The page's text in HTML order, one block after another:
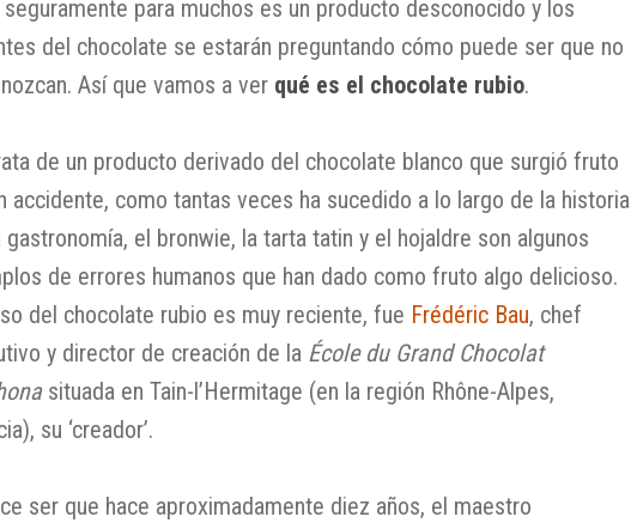
para muchos es un producto desconocido y los
del chocolate se estarán preguntando cómo puede ser que no
Así que vamos a ver qué es el chocolate rubio.
de un producto derivado del chocolate blanco que surgió fruto
accidente, como tantas veces ha sucedido a lo largo de la historia
gastronomía, el bronwie, la tarta tatin y el hojaldre son algunos
de errores humanos que han dado como fruto algo delicioso.
del chocolate rubio es muy reciente, fue Frédéric Bau, chef
y director de creación de la École du Grand Chocolat
situada en Tain-l’Hermitage (en la región Rhône-Alpes,
su ‘creador’.
ser que hace aproximadamente diez años, el maestro